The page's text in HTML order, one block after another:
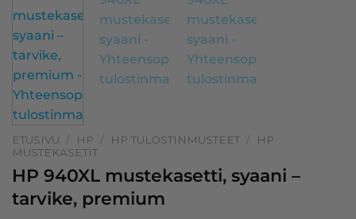
ETUSIVU / HP / HP TULOSTINMUSTEET /
HP
MUSTEKASETIT
HP 940XL mustekasetti, syaani –
tarvike, premium